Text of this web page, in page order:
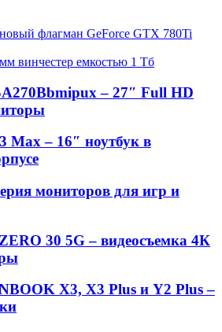
флагман GeForce GTX 780Ti
винчестер емкостью 1 Тб
– 27″ Full HD
– 16″ ноутбук в
мониторов для игр и
30 5G – видеосъемка 4К
X3, X3 Plus и Y2 Plus –